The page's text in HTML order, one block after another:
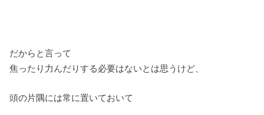
だからと言って
焦ったり力んだりする必要はないとは思うけど、
頭の片隅には常に置いておいて